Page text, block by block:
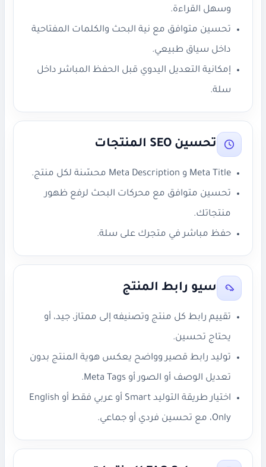
وسهل القراءة.
تحسين متوافق مع نية البحث والكلمات المفتاحية
داخل سياق طبيعي.
إمكانية التعديل اليدوي قبل الحفظ المباشر داخل
سلة.
تحسين SEO المنتجات
Meta Title و Meta Description محسّنة لكل منتج.
تحسين متوافق مع محركات البحث لرفع ظهور
منتجاتك.
حفظ مباشر في متجرك على سلة.
سيو رابط المنتج
تقييم رابط كل منتج وتصنيفه إلى ممتاز، جيد، أو
يحتاج تحسين.
توليد رابط قصير وواضح يعكس هوية المنتج بدون
تعديل الوصف أو الصور أو Meta Tags.
اختيار طريقة التوليد Smart أو عربي فقط أو English
Only، مع تحسين فردي أو جماعي.